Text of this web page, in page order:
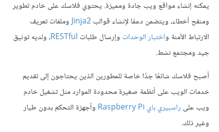
يمكنه إنشاء مواقع ويب جادة ومميزة. يحتوي فلاسك على خادم تطوير
ومنقح أخطاء، ويتضمن دعمًا لإنشاء قوالبJinja2وملفات تعريف
الارتباط الآمنة واختبار الوحدات وإرسال طلبات RESTful، ولديه توثيق
جيد ومجتمع نشط.
أصبح فلاسك شائعًا جدًا خاصة للمطورين الذين يحتاجون إلى تقديم
خدمات الويب على أنظمة صغيرة محدودة الموارد مثل تشغيل خادم
ويب على راسبيري باي Raspberry Pi
وأجهزة التحكم بدون طيار
وغير ذلك.